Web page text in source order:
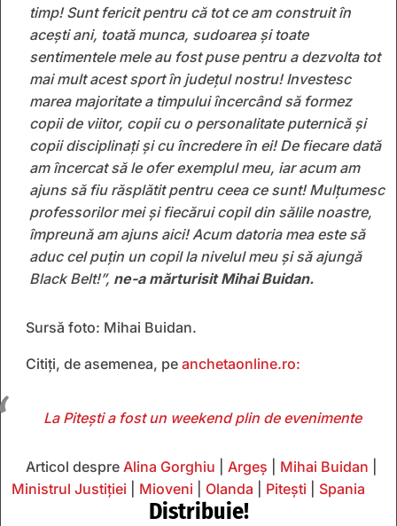
timp! Sunt fericit pentru că tot ce am construit în
acești ani, toată munca, sudoarea și toate
sentimentele mele au fost puse pentru a dezvolta tot
mai mult acest sport în județul nostru! Investesc
marea majoritate a timpului încercând să formez
copii de viitor, copii cu o personalitate puternică și
copii disciplinați și cu încredere în ei! De fiecare dată
am încercat să le ofer exemplul meu, iar acum am
ajuns să fiu răsplătit pentru ceea ce sunt! Mulțumesc
professorilor mei și fiecărui copil din sălile noastre,
împreună am ajuns aici! Acum datoria mea este să
aduc cel puțin un copil la nivelul meu și să ajungă
Black Belt!”, ne-a mărturisit Mihai Buidan.
Sursă foto: Mihai Buidan.
Citiți, de asemenea, pe anchetaonline.ro:
La Pitești a fost un weekend plin de evenimente
Articol despre Alina Gorghiu Argeș Mihai Buidan
Ministrul Justiției
Mioveni Olanda Pitești Spania
Distribuie!